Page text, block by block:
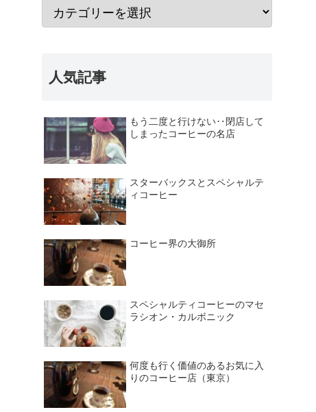
人気記事
もう二度と行けない‥閉店して
しまったコーヒーの名店
スターバックスとスペシャルテ
ィコーヒー
コーヒー界の大御所
スペシャルティコーヒーのマセ
ラシオン・カルボニック
何度も行く価値のあるお気に入
りのコーヒー店（東京）